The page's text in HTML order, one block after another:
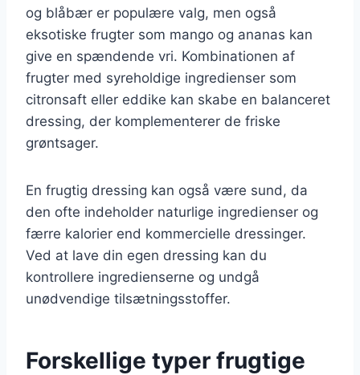
og blåbær er populære valg, men også
eksotiske frugter som mango og ananas kan
give en spændende vri. Kombinationen af
frugter med syreholdige ingredienser som
citronsaft eller eddike kan skabe en balanceret
dressing, der komplementerer de friske
grøntsager.
En frugtig dressing kan også være sund, da
den ofte indeholder naturlige ingredienser og
færre kalorier end kommercielle dressinger.
Ved at lave din egen dressing kan du
kontrollere ingredienserne og undgå
unødvendige tilsætningsstoffer.
Forskellige typer frugtige